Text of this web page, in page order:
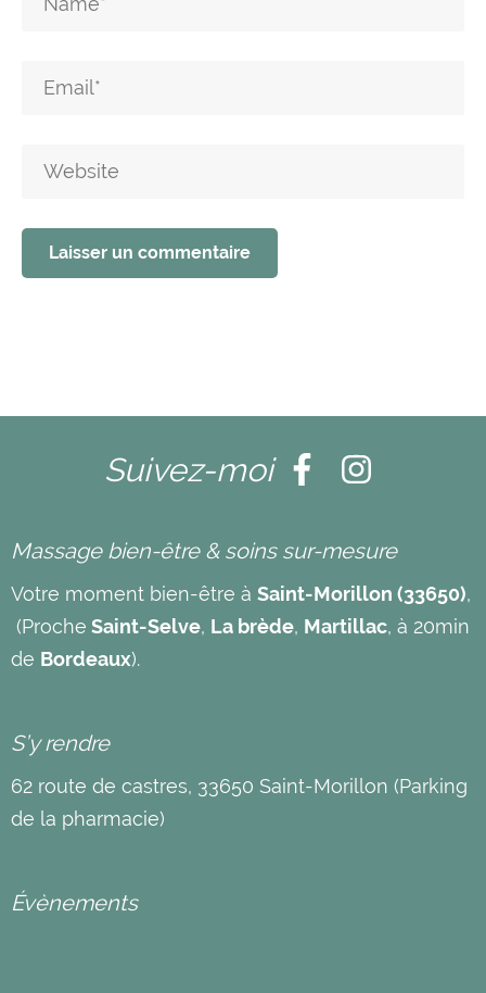
Suivez-moi
Massage bien-être & soins sur-mesure
Votre moment bien-être à Saint-Morillon (33650),
(Proche Saint-Selve, La brède, Martillac, à 20min
de Bordeaux).
S’y rendre
62 route de castres, 33650 Saint-Morillon (Parking
de la pharmacie)
Évènements